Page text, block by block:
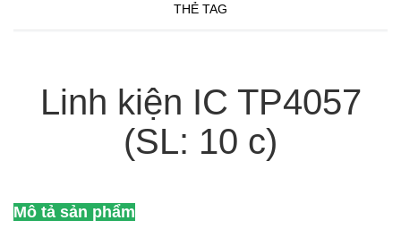
THẺ TAG
Linh kiện IC TP4057
(SL: 10 c)
Mô tả sản phẩm